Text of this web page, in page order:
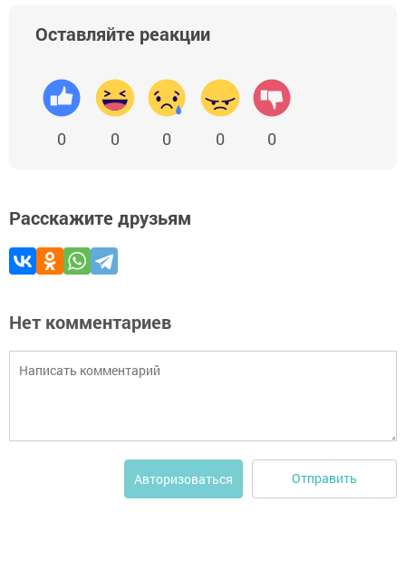
Оставляйте реакции
0 0 0 0 0
Расскажите друзьям
Нет комментариев
Авторизоваться Отправить